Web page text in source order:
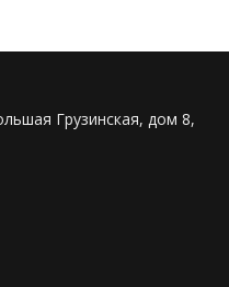
Грузинская, дом 8,